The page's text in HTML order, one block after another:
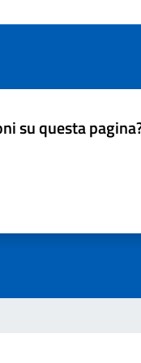
su questa